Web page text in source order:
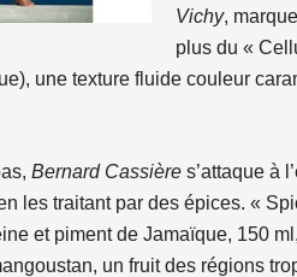
Vichy,
plus du «
une texture fluide couleur
Bernard Cassière s’attaque à
les traitant par des épices. «
et piment de Jamaïque, 150
un fruit des régions